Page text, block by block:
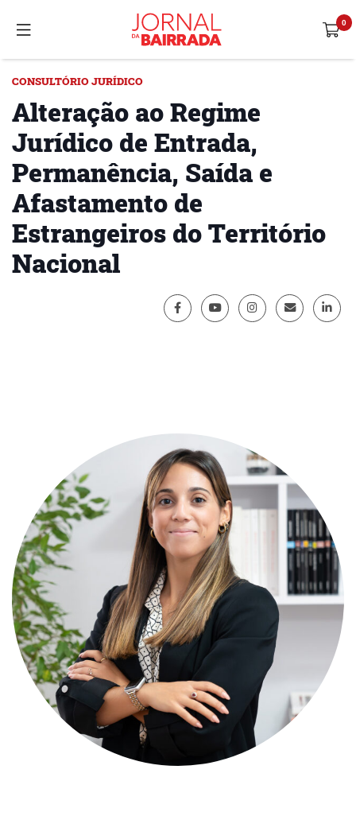
CONSULTÓRIO JURÍDICO
Alteração ao Regime
Jurídico de Entrada,
Permanência, Saída e
Afastamento de
Estrangeiros do Território
Nacional